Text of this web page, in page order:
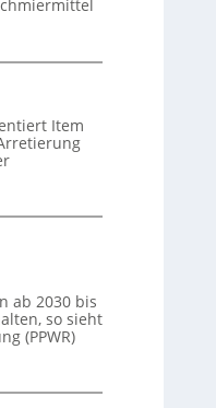
Item
ab 2030 bis
so sieht
(PPWR)